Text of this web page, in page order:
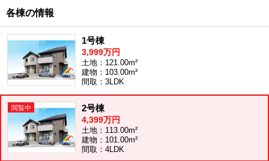
各棟の情報
1号棟
3,999万円
土地：121.00m²
建物：103.00m²
間取：3LDK
2号棟
4,399万円
土地：113.00m²
建物：101.00m²
間取：4LDK